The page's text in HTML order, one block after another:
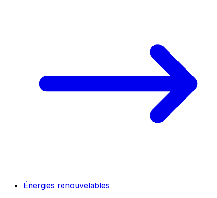
Énergies renouvelables